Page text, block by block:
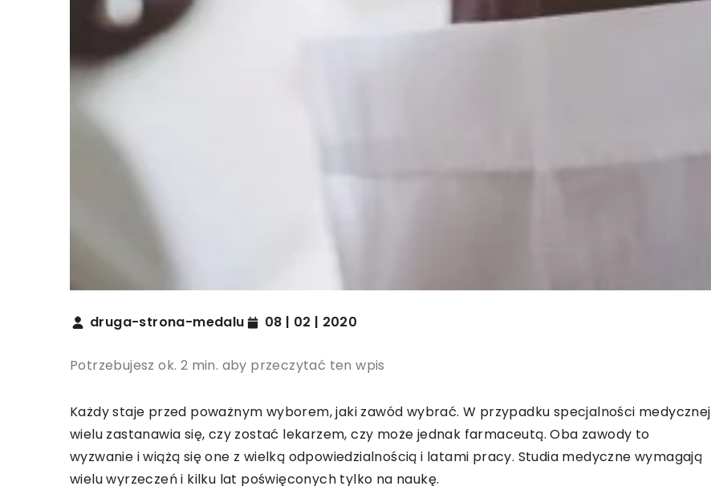
druga-strona-medalu 08 | 02 | 2020
Potrzebujesz ok. 2 min. aby przeczytać ten wpis
Każdy staje przed poważnym wyborem, jaki zawód wybrać. W przypadku specjalności medycznej
wielu zastanawia się, czy zostać lekarzem, czy może jednak farmaceutą. Oba zawody to
wyzwanie i wiążą się one z wielką odpowiedzialnością i latami pracy. Studia medyczne wymagają
wielu wyrzeczeń i kilku lat poświęconych tylko na naukę.